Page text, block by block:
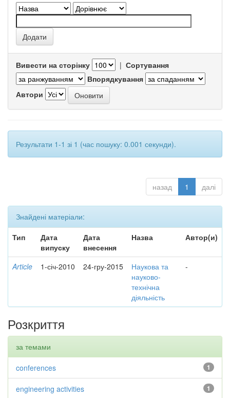
Вивести на сторінку | Сортування
Впорядкування
Автори
Результати 1-1 зі 1 (час пошуку: 0.001 секунди).
назад 1 далі
Знайдені матеріали:
Тип
Дата
випуску
Дата
внесення
Назва Автор(и)
Article 1-січ-2010 24-гру-2015
Наукова та
науково-
технічна
діяльність
-
Розкриття
за темами
1
conferences
1
engineering activities